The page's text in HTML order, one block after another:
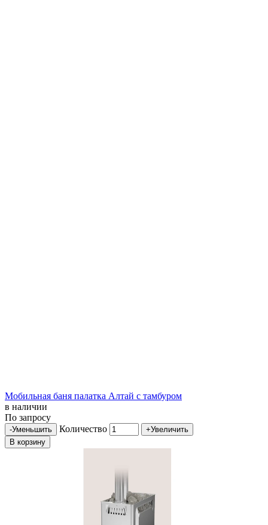
Мобильная баня палатка Алтай с тамбуром
в наличии
По запросу
-Уменьшить Количество +Увеличить
В корзину